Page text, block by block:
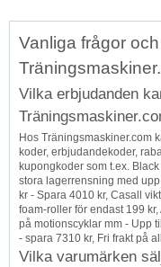
Vanliga frågor
Vilka erbjudanden
Hos Träningsmaskiner.com
koder, erbjudandekoder,
kupongkoder som t.ex.
stora lagerrensning med
kr - Spara 4010 kr, Casall
foam-roller för endast 199
på motionscyklar mm - Upp
- spara 7310 kr, Fri frakt på
Vilka varumärken